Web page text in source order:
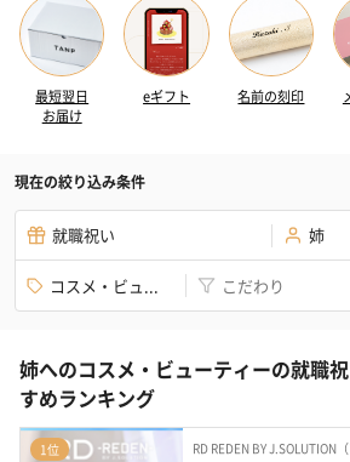
最短翌日
お届け
eギフト 名前の刻印
現在の絞り込み条件
就職祝い 姉
コスメ・ビュ... こだわり
姉へのコスメ・ビューティーの就職
すめランキング
1位